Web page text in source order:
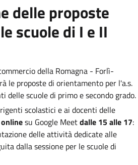
delle proposte
scuole di I e II
della Romagna - Forlì-
le proposte di orientamento per l'a.s.
scuole di primo e secondo grado.
scolastici e ai docenti delle
onlinesu Google Meetdalle 15 alle 17:
delle attività dedicate alle
dalla sessione per le scuole di